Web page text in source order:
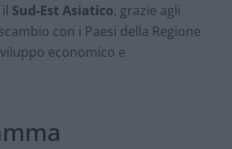
Sud-Est Asiatico, grazie agli
con i Paesi della Regione
economico e